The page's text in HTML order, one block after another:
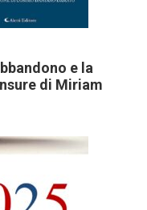
e la
di Miriam